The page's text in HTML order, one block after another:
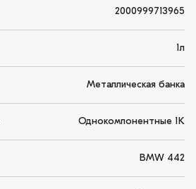
2000999713965
1л
Металлическая банка
Однокомпонентные 1K
BMW 442